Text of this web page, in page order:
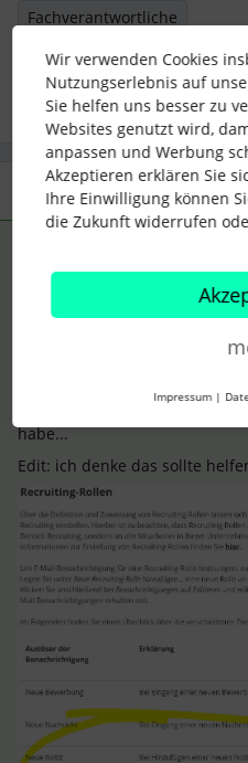
Fachverantwortliche
2 Menschen gefällt dies
3 Antworten
allerdings bekomme ich
Ich finde gerade leider nur
habe...
Edit: ich denke das sollte
Wir verwenden Cookies
Nutzungserlebnis auf
Sie helfen uns besser zu
Websites genutzt wird,
anpassen und Werbung
Akzeptieren erklären Sie
Ihre Einwilligung können
die Zukunft widerrufen
Impressum |